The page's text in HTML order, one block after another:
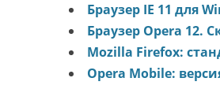
Браузер IE 11 для
Браузер Opera 12.
Mozilla Firefox:
Opera Mobile: